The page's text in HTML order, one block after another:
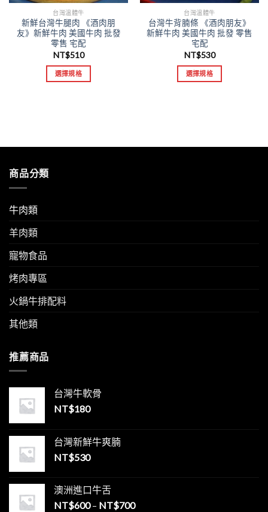
台灣溫體牛
新鮮台灣牛腿肉 《酒肉朋
友》新鮮牛肉 美國牛肉 批發
零售 宅配
NT$510
選擇規格
台灣溫體牛
台灣牛背腩條 《酒肉朋友》
新鮮牛肉 美國牛肉 批發 零售
宅配
NT$530
選擇規格
商品分類
牛肉類
羊肉類
寵物食品
烤肉專區
火鍋牛排配料
其他類
推薦商品
台灣牛軟骨
NT$180
台灣新鮮牛爽腩
NT$530
澳洲進口牛舌
NT$600– NT$700